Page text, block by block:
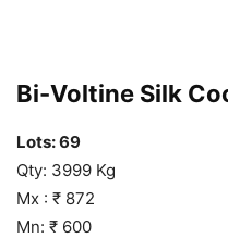
Bi-Voltine Silk
Lots: 69
Qty: 3999 Kg
Mx : ₹ 872
Mn: ₹ 600